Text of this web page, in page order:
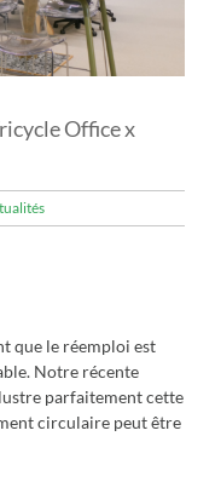
Office x
que le réemploi est
Notre récente
parfaitement cette
circulaire peut être